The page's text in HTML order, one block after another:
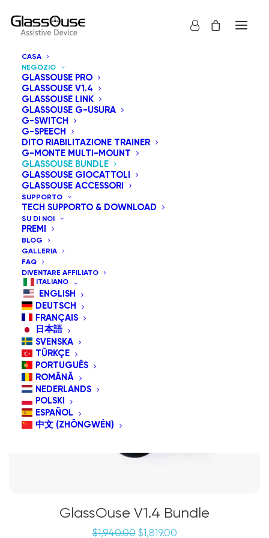
CASA
NEGOZIO
GLASSOUSE PRO
GLASSOUSE V1.4
GLASSOUSE LINK
GLASSOUSE G-USURA
G-SWITCH
G-SPEECH
DITO RIABILITAZIONE TRAINER
G-MONTE MULTI-MOUNT
GLASSOUSE BUNDLE
GLASSOUSE GIOCATTOLI
GLASSOUSE ACCESSORI
SUPPORTO
TECH SUPPORTO & DOWNLOAD
SU DI NOI
PREMI
BLOG
GALLERIA
FAQ
DIVENTARE AFFILIATO
ITALIANO
ENGLISH
DEUTSCH
FRANÇAIS
日本語
SVENSKA
TÜRKÇE
PORTUGUÊS
ROMÂNĂ
NEDERLANDS
POLSKI
ESPAÑOL
中文 (ZHŌNGWÉN)
Mostra tutto
Popolarità
Ordinamento predefinito
Ordina in base al più recente
Prezzo: dal più caro
IN OFFERTA!
GlassOuse V1.4 Bundle
$1,940.00 Il
$1,819.00Il